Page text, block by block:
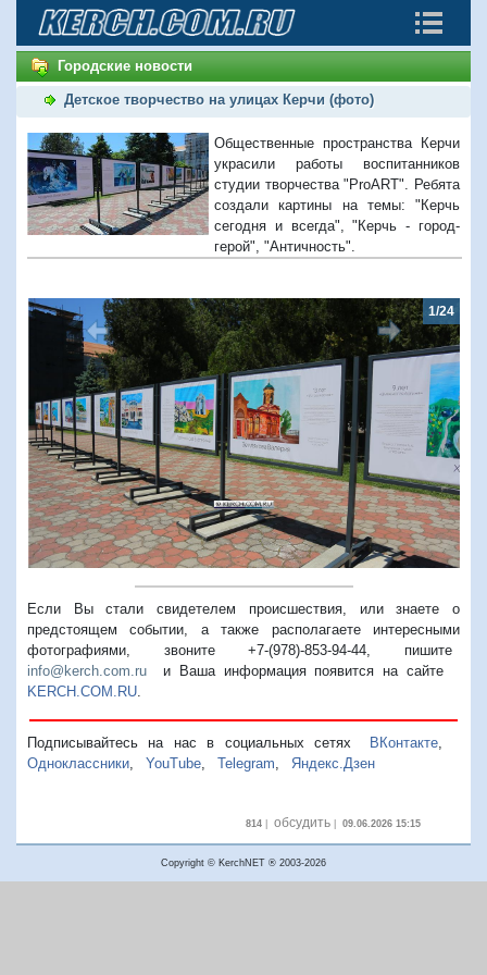
Городские новости
Детское творчество на улицах Керчи (фото)
Общественные пространства Керчи
украсили работы воспитанников
студии творчества "ProART". Ребята
создали картины на темы: "Керчь
сегодня и всегда", "Керчь - город-
герой", "Античность".
1/24
Предыдущий
Если Вы стали свидетелем происшествия, или знаете о
предстоящем событии, а также располагаете интересными
фотографиями, звоните +7-(978)-853-94-44, пишите
info@kerch.com.ru и Ваша информация появится на сайте
KERCH.COM.RU.
Подписывайтесь на нас в социальных сетях ВКонтакте,
Одноклассники, YouTube, Telegram, Яндекс.Дзен
814 |обсудить |09.06.2026 15:15
Copyright © KerchNET ® 2003-2026